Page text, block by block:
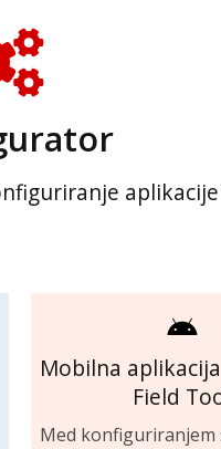
aplikacije
Mobilna
Field
Med konfiguriranjem